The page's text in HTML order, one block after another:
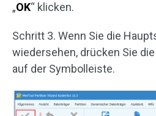
„OK“ klicken.
Schritt 3. Wenn Sie die
wiedersehen, drücken Sie die
auf der Symbolleiste.